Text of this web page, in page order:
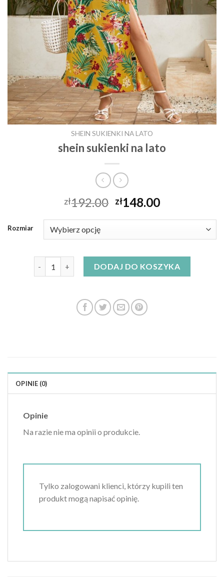
SHEIN SUKIENKI NA LATO
shein sukienki na lato
zł192.00 zł148.00
Rozmiar
DODAJ DO KOSZYKA
OPINIE (0)
Opinie
Na razie nie ma opinii o produkcie.
Tylko zalogowani klienci, którzy kupili ten
produkt mogą napisać opinię.